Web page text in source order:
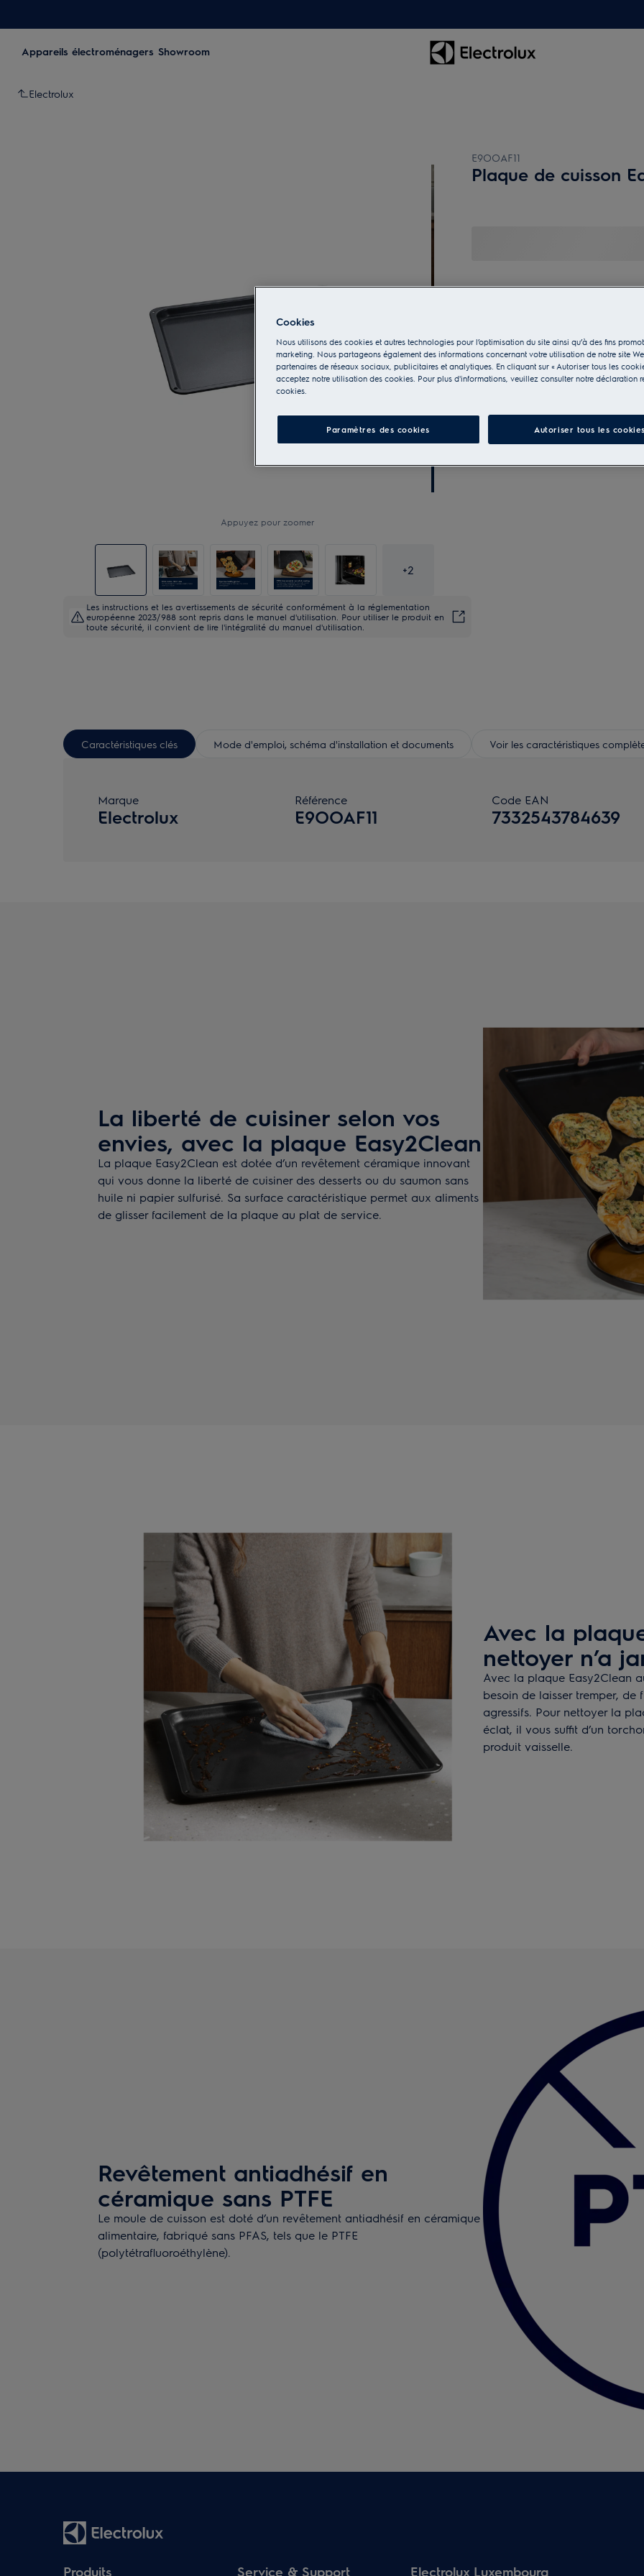
Appareils électroménagers Showroom
Electrolux
Appuyez pour zoomer
+2
Les instructions et les avertissements de sécurité conformément à la réglementation
européenne 2023/988 sont repris dans le manuel d'utilisation. Pour utiliser le produit en
toute sécurité, il convient de lire l'intégralité du manuel d'utilisation.
E9OOAF11
Plaque de cuisson
Caractéristiques clés Mode d'emploi, schéma d'installation et documents Voir les caractéristiques
Marque
Electrolux
Référence
E9OOAF11
Code EAN
7332543784639
La liberté de cuisiner selon vos
envies, avec la plaque Easy2Clean
La plaque Easy2Clean est dotée d’un revêtement céramique innovant
qui vous donne la liberté de cuisiner des desserts ou du saumon sans
huile ni papier sulfurisé. Sa surface caractéristique permet aux aliments
de glisser facilement de la plaque au plat de service.
Avec la
nettoyer n’a
Avec la plaque Easy2Clean
besoin de laisser tremper, de
agressifs. Pour nettoyer la
éclat, il vous suffit d’un
produit vaisselle.
Revêtement antiadhésif en
céramique sans PTFE
Le moule de cuisson est doté d’un revêtement antiadhésif en céramique
alimentaire, fabriqué sans PFAS, tels que le PTFE
(polytétrafluoroéthylène).
Produits Service & Support Electrolux Luxembourg
Cookies
Nous utilisons des cookies et autres technologies pour l’optimisation du site ainsi qu’à des fins
marketing. Nous partageons également des informations concernant votre utilisation de notre site
partenaires de réseaux sociaux, publicitaires et analytiques. En cliquant sur « Autoriser tous les
acceptez notre utilisation des cookies. Pour plus d'informations, veuillez consulter notre déclaration
cookies.
Paramètres des cookies Autoriser tous les